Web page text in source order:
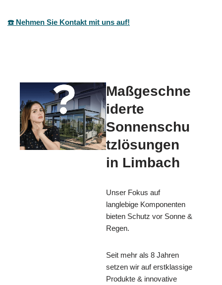
☎️ Nehmen Sie Kontakt mit uns auf!
Maßgeschne
iderte
Sonnenschu
tzlösungen
in Limbach
Unser Fokus auf
langlebige Komponenten
bieten Schutz vor Sonne &
Regen.
Seit mehr als 8 Jahren
setzen wir auf erstklassige
Produkte & innovative